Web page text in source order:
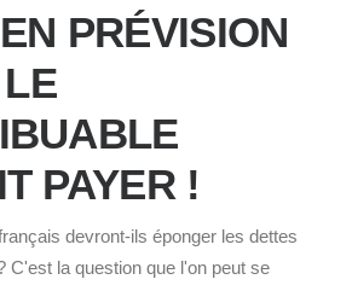
PRÉVISION
PAYER !
devront-ils éponger les dettes
C'est la question que l'on peut se